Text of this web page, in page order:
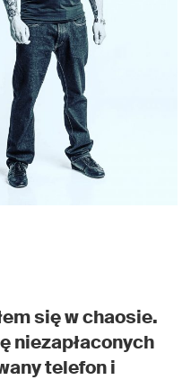
się w chaosie.
niezapłaconych
telefon i